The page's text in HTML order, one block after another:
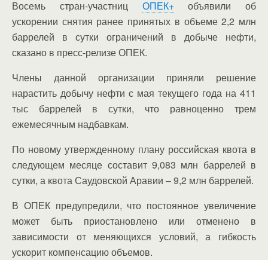
Восемь стран-участниц ОПЕК+объявили об
ускорении снятия ранее принятых в объеме 2,2 млн
баррелей в сутки ограничений в добыче нефти,
сказано в пресс-релизе ОПЕК.
Члены данной организации приняли решение
нарастить добычу нефти с мая текущего года на 411
тыс баррелей в сутки, что равноценно трем
ежемесячным надбавкам.
По новому утвержденному плану российская квота в
следующем месяце составит 9,083 млн баррелей в
сутки, а квота Саудовской Аравии – 9,2 млн баррелей.
В ОПЕК предупредили, что постоянное увеличение
может быть приостановлено или отменено в
зависимости от меняющихся условий, а гибкость
ускорит компенсацию объемов.